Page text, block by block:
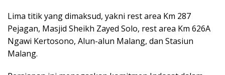
Lima titik yang dimaksud, yakni rest area Km 287
Pejagan, Masjid Sheikh Zayed Solo, rest area Km 626A
Ngawi Kertosono, Alun-alun Malang, dan Stasiun
Malang.